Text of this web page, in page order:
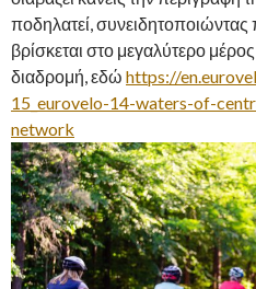
ποδηλατεί,
βρίσκεται στο μεγαλύτερο
διαδρομή, εδώ https://
15_eurovelo-14-waters-of-
network